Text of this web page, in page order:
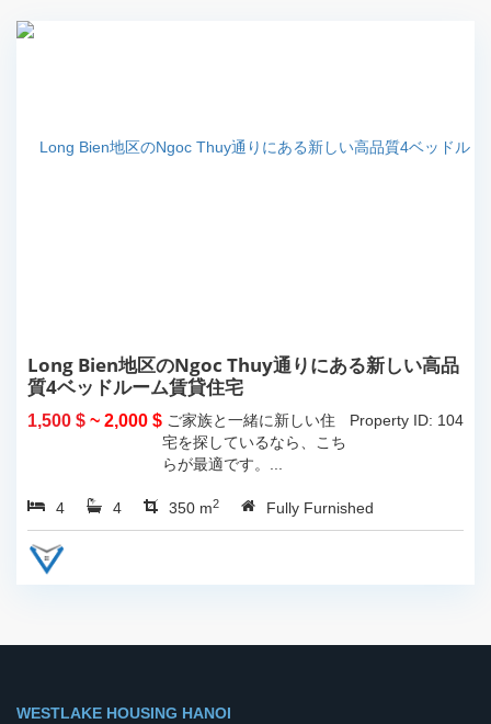
Long Bien地区のNgoc Thuy通りにある新しい高品
質4ベッドルーム賃貸住宅
1,500 $ ~ 2,000 $ Property ID: 104
ご家族と一緒に新しい住
宅を探しているなら、こち
らが最適です。...
4 4 350 m2 Fully Furnished
WESTLAKE HOUSING HANOI